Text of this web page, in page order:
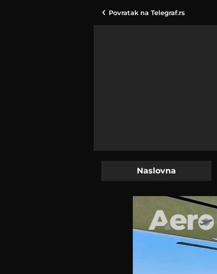
Povratak na Telegraf.rs
Naslovna